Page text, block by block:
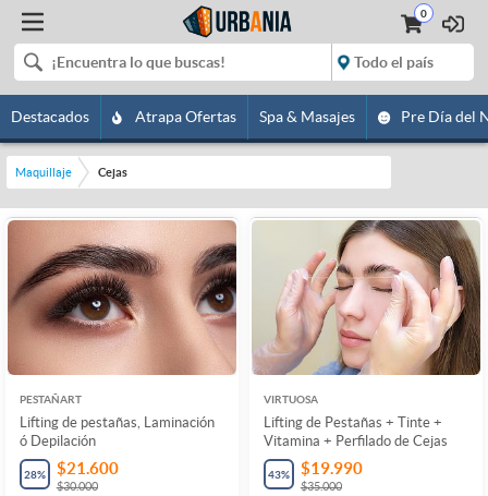
0
Destacados Atrapa Ofertas Spa & Masajes Pre Día del
Maquillaje Cejas
PESTAÑART
Lifting de pestañas, Laminación
ó Depilación
28% $21.600
$30.000
VIRTUOSA
Lifting de Pestañas + Tinte +
Vitamina + Perfilado de Cejas
43% $19.990
$35.000